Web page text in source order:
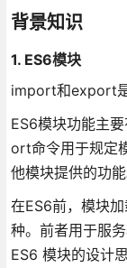
背景知识
1. ES6模块
import和export是
ES6模块功能主
ort命令用于规定
他模块提供的功能
在ES6前，模块
种。前者用于服
ES6 模块的设计